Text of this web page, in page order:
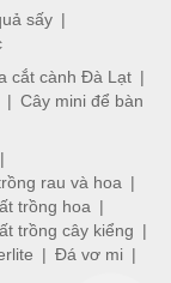
sấy
cắt cành Đà Lạt
Cây mini để bàn
rau và hoa
trồng hoa
trồng cây kiểng
Đá vơ mi